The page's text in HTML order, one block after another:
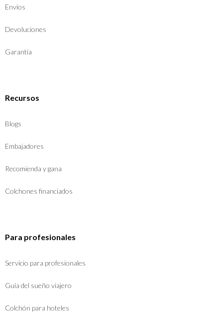
Envíos
Devoluciones
Garantía
Recursos
Blogs
Embajadores
Recomienda y gana
Colchones financiados
Para profesionales
Servicio para profesionales
Guía del sueño viajero
Colchón para hoteles